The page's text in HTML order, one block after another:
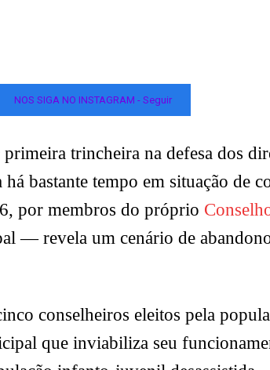
NOS SIGA NO INSTAGRAM - Seguir
trincheira na defesa dos
bastante tempo em situação de
por membros do próprio
— revela um cenário de
conselheiros eleitos pela
que inviabiliza seu